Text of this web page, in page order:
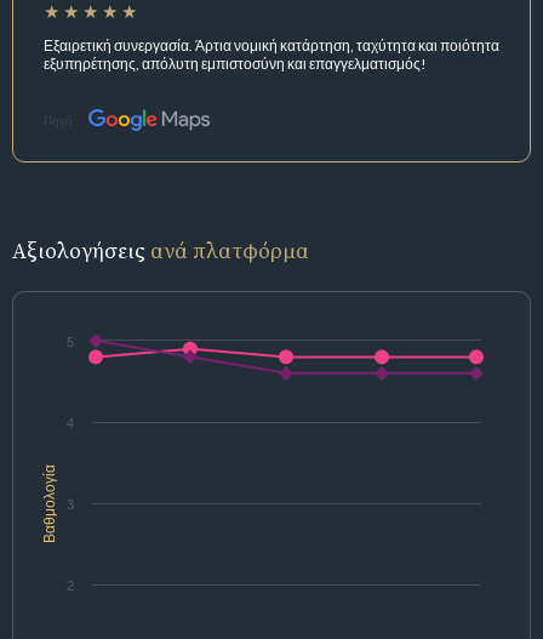
Εξαιρετική συνεργασία. Άρτια νομική κατάρτηση, ταχύτητα και ποιότητα
εξυπηρέτησης, απόλυτη εμπιστοσύνη και επαγγελματισμός!
Πηγή:
Αξιολογήσεις ανά πλατφόρμα
Βαθμολογία
2
3
4
5